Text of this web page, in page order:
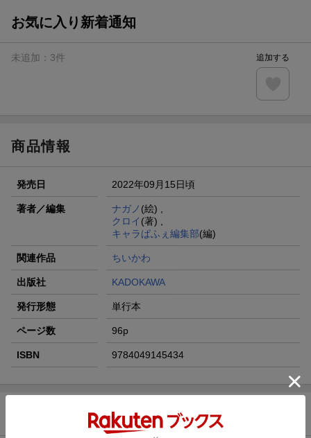
お気に入り新着通知
未追加： 3件 追加する
商品情報
発売日 2022年09月15日頃
著者／編集 ナガノ (絵) ,
クロイ(著) ,
キャラぱふぇ編集部(編)
関連作品 ちいかわ
出版社 KADOKAWA
発行形態 単行本
ページ数 96p
ISBN 9784049145434